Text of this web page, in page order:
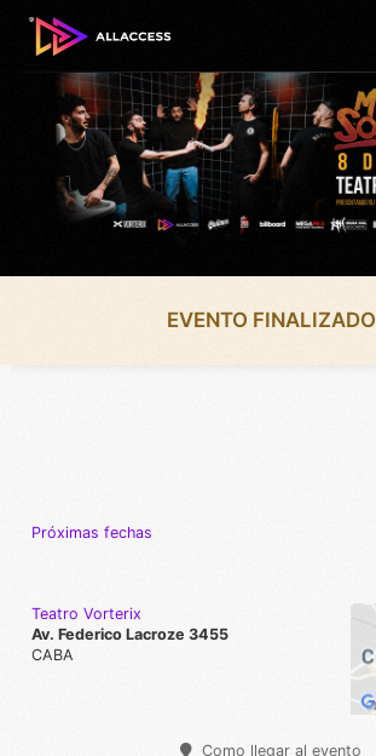
EVENTO FINALIZADO
Próximas fechas
Teatro Vorterix
Av. Federico Lacroze 3455
CABA
Como llegar al evento